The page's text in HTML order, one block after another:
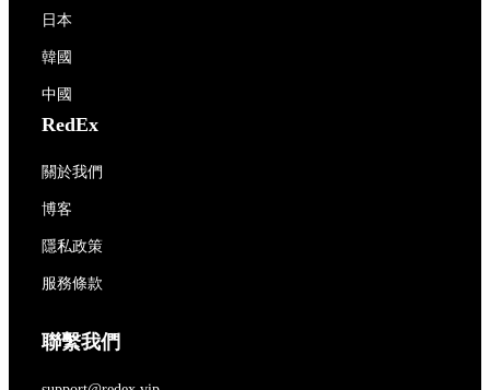
日本
韓國
中國
RedEx
關於我們
博客
隱私政策
服務條款
聯繫我們